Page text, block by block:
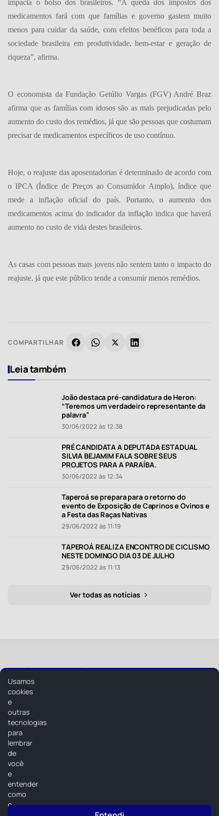
impacta o bolso dos brasileiros. “A queda dos impostos dos
medicamentos fará com que famílias e governo gastem muito
menos para cuidar da saúde, com efeitos benéficos para toda a
sociedade brasileira em produtividade, bem-estar e geração de
riqueza”, afirma.
O economista da Fundação Getúlio Vargas (FGV) André Braz
afirma que as famílias com idosos são as mais prejudicadas pelo
aumento do custo dos remédios, já que são pessoas que costumam
precisar de medicamentos específicos de uso contínuo.
Hoje, o reajuste das aposentadorias é determinado de acordo com
o IPCA (Índice de Preços ao Consumidor Amplo), índice que
mede a inflação oficial do país. Portanto, o aumento dos
medicamentos acima do indicador da inflação indica que haverá
aumento no custo de vida destes brasileiros.
As casas com pessoas mais jovens não sentem tanto o impacto do
reajuste, já que este público tende a consumir menos remédios.
COMPARTILHAR
Leia também
João destaca pré-candidatura de Heron:
“Teremos um verdadeiro representante da
palavra”
30/06/2022 às 12:38
PRÉ CANDIDATA A DEPUTADA ESTADUAL
SILVIA BEJAMIM FALA SOBRE SEUS
PROJETOS PARA A PARAÍBA.
30/06/2022 às 12:34
Taperoá se prepara para o retorno do
evento de Exposição de Caprinos e Ovinos e
a Festa das Raças Nativas
29/06/2022 às 11:19
TAPEROÁ REALIZA ENCONTRO DE CICLISMO
NESTE DOMINGO DIA 03 DE JULHO
29/06/2022 às 11:13
Ver todas as notícias
Usamos
cookies
e
outras
tecnologias
para
lembrar
de
você
e
entender
como
o
Radiotaperoafm
Radiotaperoafm
Home
Programação
Vídeos
Eventos
Locutores